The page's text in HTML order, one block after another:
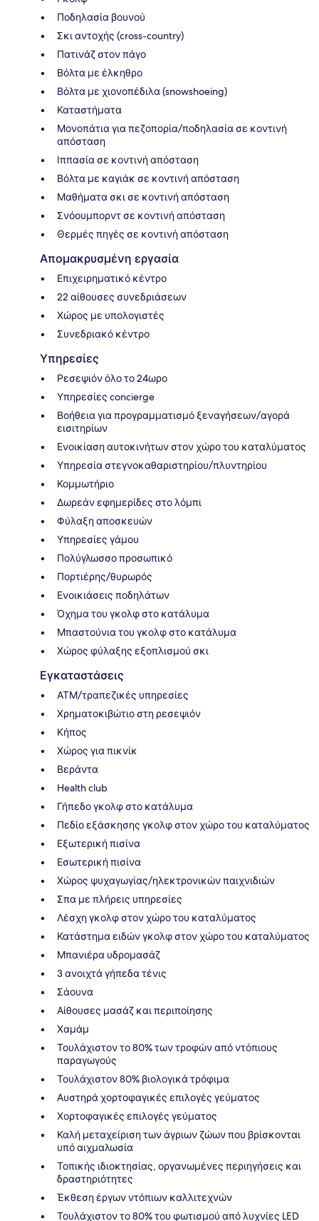
Ποδηλασία βουνού
Σκι αντοχής (cross-country)
Πατινάζ στον πάγο
Βόλτα με έλκηθρο
Βόλτα με χιονοπέδιλα (snowshoeing)
Καταστήματα
Μονοπάτια για πεζοπορία/ποδηλασία σε κοντινή
απόσταση
Ιππασία σε κοντινή απόσταση
Βόλτα με καγιάκ σε κοντινή απόσταση
Μαθήματα σκι σε κοντινή απόσταση
Σνόουμπορντ σε κοντινή απόσταση
Θερμές πηγές σε κοντινή απόσταση
Απομακρυσμένη εργασία
Επιχειρηματικό κέντρο
22 αίθουσες συνεδριάσεων
Χώρος με υπολογιστές
Συνεδριακό κέντρο
Υπηρεσίες
Ρεσεψιόν όλο το 24ωρο
Υπηρεσίες concierge
Βοήθεια για προγραμματισμό ξεναγήσεων/αγορά
εισιτηρίων
Ενοικίαση αυτοκινήτων στον χώρο του καταλύματος
Υπηρεσία στεγνοκαθαριστηρίου/πλυντηρίου
Κομμωτήριο
Δωρεάν εφημερίδες στο λόμπι
Φύλαξη αποσκευών
Υπηρεσίες γάμου
Πολύγλωσσο προσωπικό
Πορτιέρης/θυρωρός
Ενοικιάσεις ποδηλάτων
Όχημα του γκολφ στο κατάλυμα
Μπαστούνια του γκολφ στο κατάλυμα
Χώρος φύλαξης εξοπλισμού σκι
Εγκαταστάσεις
ΑΤΜ/τραπεζικές υπηρεσίες
Χρηματοκιβώτιο στη ρεσεψιόν
Κήπος
Χώρος για πικνίκ
Βεράντα
Health club
Γήπεδο γκολφ στο κατάλυμα
Πεδίο εξάσκησης γκολφ στον χώρο του καταλύματος
Εξωτερική πισίνα
Εσωτερική πισίνα
Χώρος ψυχαγωγίας/ηλεκτρονικών παιχνιδιών
Σπα με πλήρεις υπηρεσίες
Λέσχη γκολφ στον χώρο του καταλύματος
Κατάστημα ειδών γκολφ στον χώρο του καταλύματος
Μπανιέρα υδρομασάζ
3 ανοιχτά γήπεδα τένις
Σάουνα
Αίθουσες μασάζ και περιποίησης
Χαμάμ
Τουλάχιστον το 80% των τροφών από ντόπιους
παραγωγούς
Τουλάχιστον 80% βιολογικά τρόφιμα
Αυστηρά χορτοφαγικές επιλογές γεύματος
Χορτοφαγικές επιλογές γεύματος
Καλή μεταχείριση των άγριων ζώων που βρίσκονται
υπό αιχμαλωσία
Τοπικής ιδιοκτησίας, οργανωμένες περιηγήσεις και
δραστηριότητες
Έκθεση έργων ντόπιων καλλιτεχνών
Τουλάχιστον το 80% του φωτισμού από λυχνίες LED